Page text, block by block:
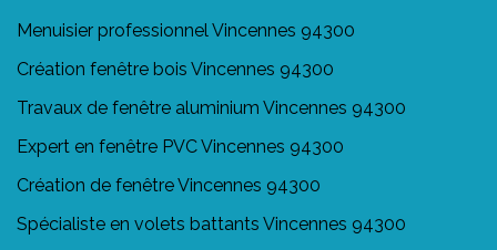
Menuisier professionnel Vincennes 94300
Création fenêtre bois Vincennes 94300
Travaux de fenêtre aluminium Vincennes 94300
Expert en fenêtre PVC Vincennes 94300
Création de fenêtre Vincennes 94300
Spécialiste en volets battants Vincennes 94300